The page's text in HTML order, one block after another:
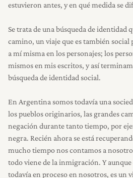
estuvieron antes, y en qué medida se
Se trata de una búsqueda de identidad
camino, un viaje que es también social
a mí misma en los personajes; los
mismos en mis escritos, y así
búsqueda de identidad social.
En Argentina somos todavía una
los pueblos originarios, las grandes
negación durante tanto tiempo, por
negra. Recién ahora se está
mucho tiempo nos contamos a
todo viene de la inmigración. Y aunque
todavía en proceso en nosotros, es un